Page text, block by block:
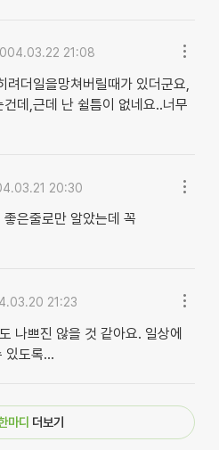
21:08
더일을망쳐버릴때가 있더군요,
데,근데 난 쉴틈이 없네요..너무
20:30
은줄로만 알았는데 꼭
21:23
나쁘진 않을 것 같아요. 일상에
있도록...
마디 더보기